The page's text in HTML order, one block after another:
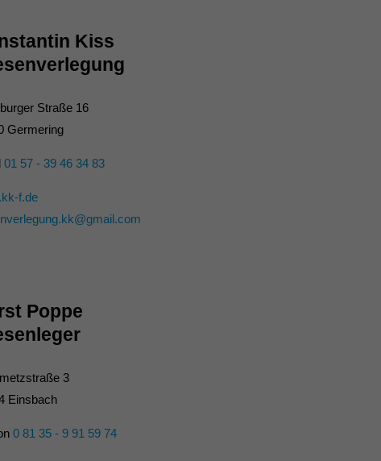
Kiss
Straße 16
Germering
01 57 - 39 46 34 83
f.de
Poppe
3
Einsbach
0 81 35 - 9 91 59 74